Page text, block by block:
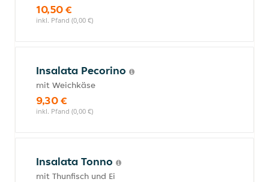
10,50 €
inkl. Pfand (0,00 €)
Insalata Pecorino
mit Weichkäse
9,30 €
inkl. Pfand (0,00 €)
Insalata Tonno
mit Thunfisch und Ei